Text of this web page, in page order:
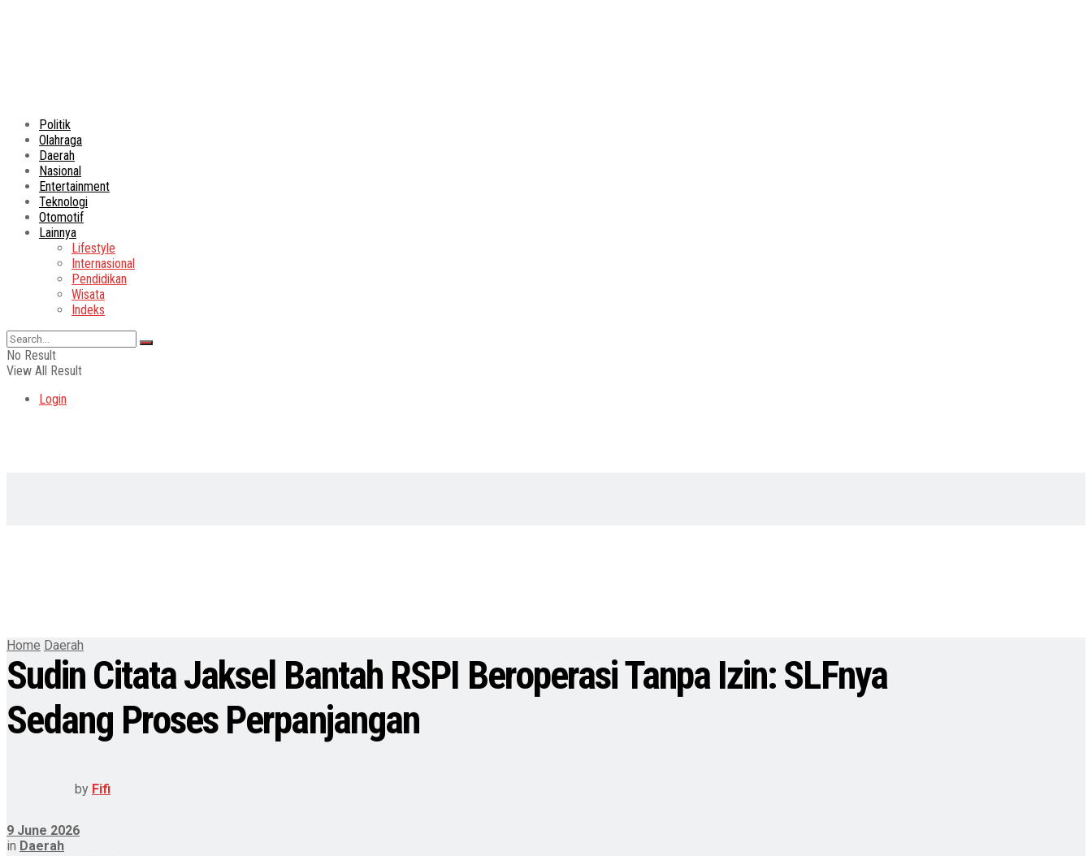
Politik
Olahraga
Daerah
Nasional
Entertainment
Teknologi
Otomotif
Lainnya
Lifestyle
Internasional
Pendidikan
Wisata
Indeks
No Result
View All Result
Login
Home Daerah
Sudin Citata Jaksel Bantah RSPI Beroperasi Tanpa Izin: SLFnya
Sedang Proses Perpanjangan
by Fifi
9 June 2026
in Daerah